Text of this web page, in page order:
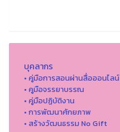
บุคลากร
• คู่มือการสอนผ่านสื่อออนไลน์
• คูมือจรรยาบรรณ
• คู่มือปฏิบัติงาน
• การพัฒนาศักยภาพ
• สร้างวัฒนธรรม No Gift